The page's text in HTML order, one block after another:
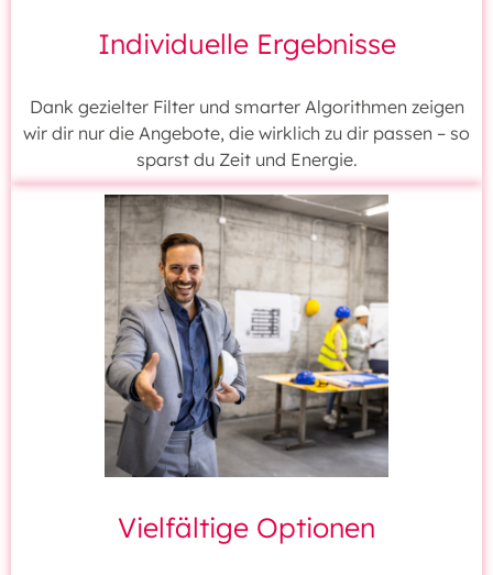
Individuelle Ergebnisse
Dank gezielter Filter und smarter Algorithmen zeigen
wir dir nur die Angebote, die wirklich zu dir passen – so
sparst du Zeit und Energie.
Vielfältige Optionen